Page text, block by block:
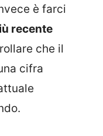
è farci
recente
che il
cifra